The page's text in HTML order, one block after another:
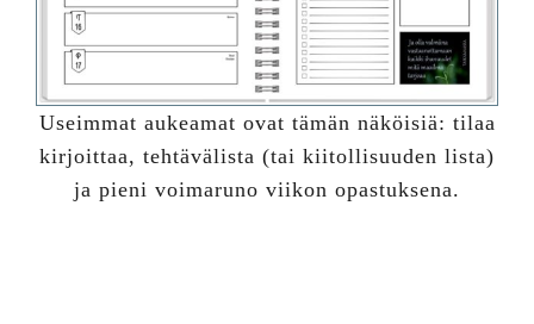
Useimmat aukeamat ovat tämän näköisiä: tilaa
kirjoittaa, tehtävälista (tai kiitollisuuden lista)
ja pieni voimaruno viikon opastuksena.